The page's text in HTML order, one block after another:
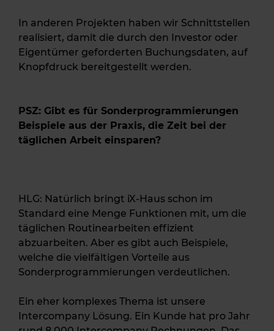
In anderen Projekten haben wir Schnittstellen
realisiert, damit die durch den Investor oder
Eigentümer geforderten Buchungsdaten, auf
Knopfdruck bereitgestellt werden.
PSZ: Gibt es für Sonderprogrammierungen
Beispiele aus der Praxis, die Zeit bei der
täglichen Arbeit einsparen?
HLG: Natürlich bringt iX-Haus schon im
Standard eine Menge Funktionen mit, um die
täglichen Routinearbeiten effizient
abzuarbeiten. Aber es gibt auch Beispiele,
welche die vielfältigen Vorteile aus
Sonderprogrammierungen verdeutlichen.
Ein eher komplexes Thema ist unsere
Intercompany Lösung. Ein Kunde hat pro Jahr